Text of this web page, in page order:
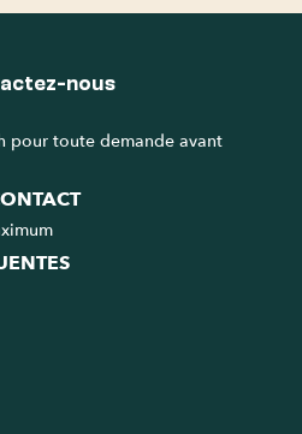
nous
pour toute demande avant